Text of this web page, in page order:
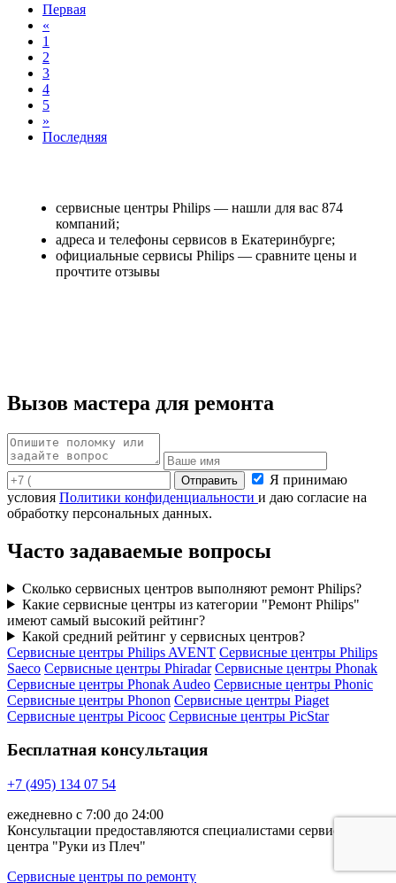
Первая
«
1
2
3
4
5
»
Последняя
сервисные центры Philips — нашли для вас 874
компаний;
адреса и телефоны сервисов в Екатеринбурге;
официальные сервисы Philips — сравните цены и
прочтите отзывы
Вызов мастера для ремонта
Я принимаю
условия Политики конфиденциальности и даю согласие на
обработку персональных данных.
Часто задаваемые вопросы
Сколько сервисных центров выполняют ремонт Philips?
Какие сервисные центры из категории "Ремонт Philips"
имеют самый высокий рейтинг?
Какой средний рейтинг у сервисных центров?
Сервисные центры Philips AVENT Сервисные центры Philips
Saeco Сервисные центры Phiradar Сервисные центры Phonak
Сервисные центры Phonak Audeo Сервисные центры Phonic
Сервисные центры Phonon Сервисные центры Piaget
Сервисные центры Picooc Сервисные центры PicStar
Бесплатная консультация
+7 (495) 134 07 54
ежедневно с 7:00 до 24:00
Консультации предоставляются специалистами сервисного
центра "Руки из Плеч"
Сервисные центры по ремонту